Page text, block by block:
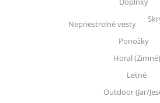
Nepriestrelné vesty
Ponožky
Horal (Zimné)
Letné
Outdoor (Jar/